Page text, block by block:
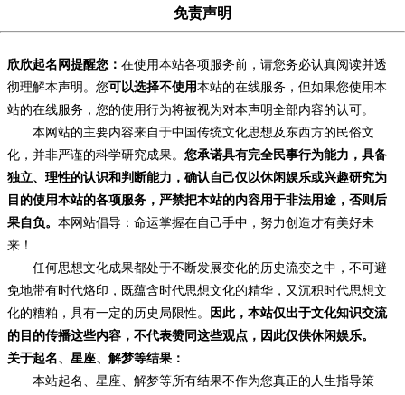
免责声明
欣欣起名网提醒您： 在使用本站各项服务前，请您务必认真阅读并透
彻理解本声明。您可以选择不使用本站的在线服务，但如果您使用本
站的在线服务，您的使用行为将被视为对本声明全部内容的认可。
本网站的主要内容来自于中国传统文化思想及东西方的民俗文
化，并非严谨的科学研究成果。 您承诺具有完全民事行为能力，具备
独立、理性的认识和判断能力，确认自己仅以休闲娱乐或兴趣研究为
目的使用本站的各项服务，严禁把本站的内容用于非法用途，否则后
果自负。 本网站倡导：命运掌握在自己手中，努力创造才有美好未
来！
任何思想文化成果都处于不断发展变化的历史流变之中，不可避
免地带有时代烙印，既蕴含时代思想文化的精华，又沉积时代思想文
化的糟粕，具有一定的历史局限性。
因此，本站仅出于文化知识交流
的目的传播这些内容，不代表赞同这些观点，因此仅供休闲娱乐。
关于起名、星座、解梦等结果：
本站起名、星座、解梦等所有结果不作为您真正的人生指导策